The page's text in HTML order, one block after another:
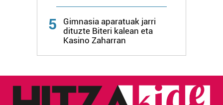
Webgune honek cookie propioak eta hirugarrenen cookie-
fitxategiak erabiltzen ditu. Zure esperientzia eta
zerbitzuak hobetzeko asmoz, cookie teknologiaz
baliatzen gara. Ohar hau onartuz gero, teknologia hori
erabiltzeko baimen esplizitua ematen diguzu.Gehiago
5
Gimnasia aparatuak jarri
dituzte Biteri kalean eta
Kasino Zaharran